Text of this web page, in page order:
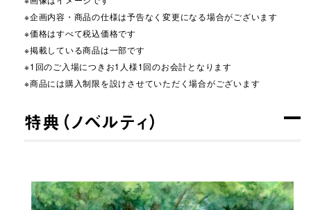
※企画内容・商品の仕様は予告なく変更になる場合がございます
※価格はすべて税込価格です
※掲載している商品は一部です
※1回のご入場につきお1人様1回のお会計となります
※商品には購入制限を設けさせていただく場合がございます
特典（ノベルティ）